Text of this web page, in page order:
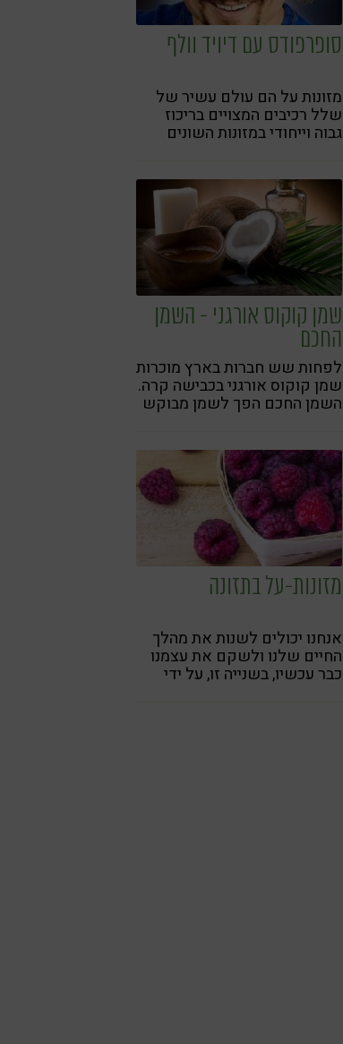
סופרפודס עם דיויד וולף
מזונות על הם עולם עשיר של
שלל רכיבים המצויים בריכוז
גבוה וייחודי במזונות השונים
ולהתאימה לקצב הטבעי. ספרו
החדש של דיויד וולף בהוצאת
פוקוס עוסק בדיוק באלו
שמן קוקוס אורגני - השמן
החכם
לפחות שש חברות בארץ מוכרות
שמן קוקוס אורגני בכבישה קרה.
השמן החכם הפך לשמן מבוקש
מזונות-על בתזונה
אנחנו יכולים לשנות את מהלך
החיים שלנו ולשקם את עצמנו
כבר עכשיו, בשנייה זו, על ידי